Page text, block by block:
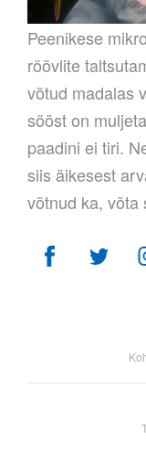
Peenikese
röövlite
võtud madalas
sööst on
paadini ei tiri.
siis äikesest
võtnud ka, võta